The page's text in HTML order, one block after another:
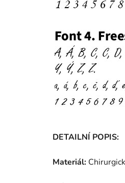
DETAILNÍ POPIS:
Materiál: